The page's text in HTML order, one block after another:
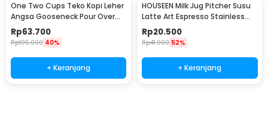
One Two Cups Teko Kopi Leher
Angsa Gooseneck Pour Over
Drip Kettle 350ml - AA049
Rp63.700
Rp105.000 40%
+ Keranjang
HOUSEEN Milk Jug Pitcher Susu
Latte Art Espresso Stainless
Steel 55ml - DL060
Rp20.500
Rp41.900 52%
+ Keranjang